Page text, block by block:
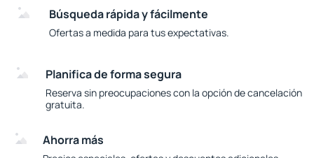
Búsqueda rápida y fácilmente
Ofertas a medida para tus expectativas.
Planifica de forma segura
Reserva sin preocupaciones con la opción de cancelación
gratuita.
Ahorra más